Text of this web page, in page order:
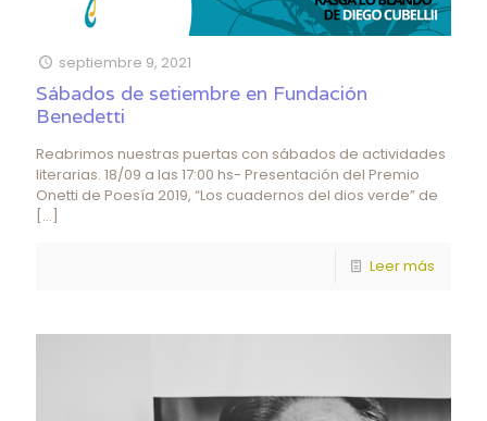
septiembre 9, 2021
Sábados de setiembre en Fundación
Benedetti
Reabrimos nuestras puertas con sábados de actividades
literarias. 18/09 a las 17:00 hs- Presentación del Premio
Onetti de Poesía 2019, “Los cuadernos del dios verde” de
[…]
Leer más